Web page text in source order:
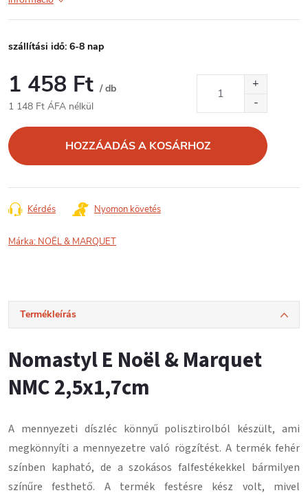
szállítási idő: 6-8 nap
1 458 Ft / db
1 148 Ft ÁFA nélkül
HOZZÁADÁS A KOSÁRHOZ
Kérdés Nyomon követés
Márka: NOËL & MARQUET
Termékleírás
Nomastyl E Noël & Marquet
NMC 2,5x1,7cm
A mennyezeti díszléc könnyű polisztirolból készült, ami
megkönnyíti a mennyezetre való rögzítést. A termék fehér
színben kapható, de a szokásos falfestékekkel bármilyen
színűre festhető.
A termék festésre kész volt, mivel